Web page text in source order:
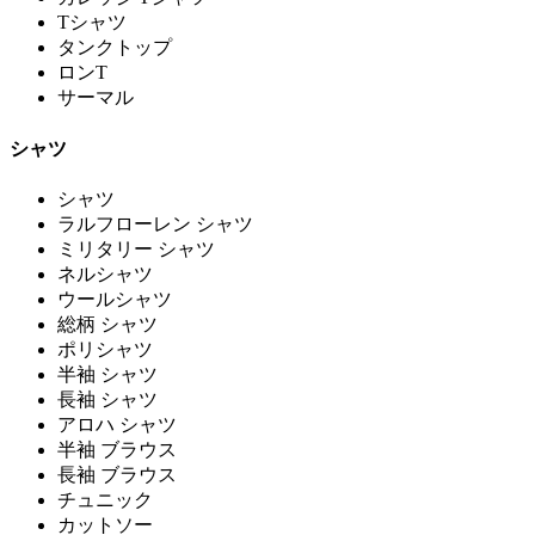
Tシャツ
タンクトップ
ロンT
サーマル
シャツ
シャツ
ラルフローレン シャツ
ミリタリー シャツ
ネルシャツ
ウールシャツ
総柄 シャツ
ポリシャツ
半袖 シャツ
長袖 シャツ
アロハ シャツ
半袖 ブラウス
長袖 ブラウス
チュニック
カットソー